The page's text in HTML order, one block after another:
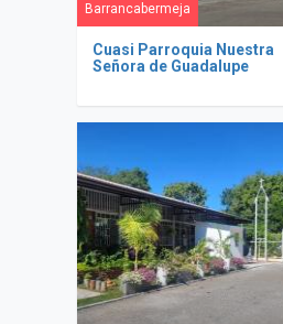
Barrancabermeja
Cuasi Parroquia Nuestra
Señora de Guadalupe